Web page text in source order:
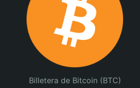
Billetera de Bitcoin (BTC)